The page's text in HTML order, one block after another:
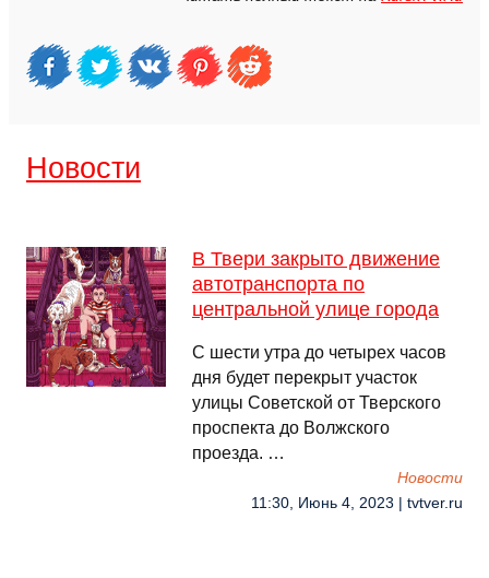
Новости
В Твери закрыто движение
автотранспорта по
центральной улице города
С шести утра до четырех часов
дня будет перекрыт участок
улицы Советской от Тверского
проспекта до Волжского
проезда. …
Новости
11:30, Июнь 4, 2023 | tvtver.ru